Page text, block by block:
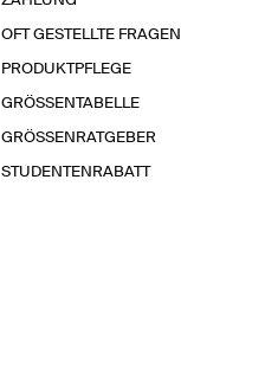
OFT GESTELLTE FRAGEN
PRODUKTPFLEGE
GRÖSSENTABELLE
GRÖSSENRATGEBER
STUDENTENRABATT